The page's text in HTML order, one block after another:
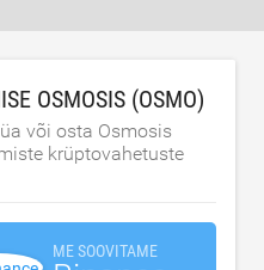
OSMOSIS (OSMO)
või osta Osmosis
krüptovahetuste
ME SOOVITAME